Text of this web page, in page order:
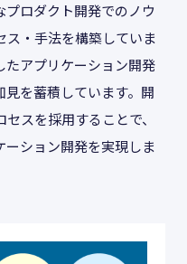
ロダクト開発でのノウ
・手法を構築していま
たアプリケーション開発
を蓄積しています。開
スを採用することで、
ション開発を実現しま